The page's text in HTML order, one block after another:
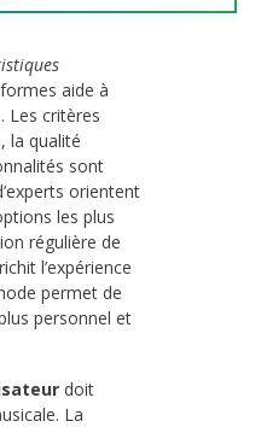
aide à
Les critères
la qualité
sont
orientent
les plus
régulière de
l’expérience
permet de
personnel et
doit
La